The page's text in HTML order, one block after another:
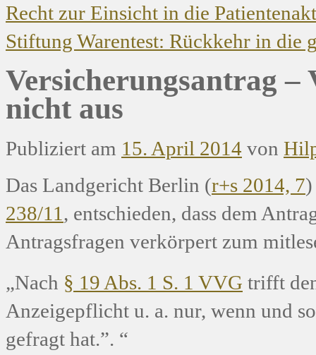
Recht zur Einsicht in die
Stiftung Warentest: Rückkehr in die
Versicherungsantrag –
nicht aus
Publiziert am 15. April 2014 von
Das Landgericht Berlin (r+s 2014, 7
238/11 , entschieden, dass dem
Antragsfragen verkörpert zum
„Nach § 19 Abs. 1 S. 1 VVG trifft
Anzeigepflicht u. a. nur, wenn und
gefragt hat.”. “